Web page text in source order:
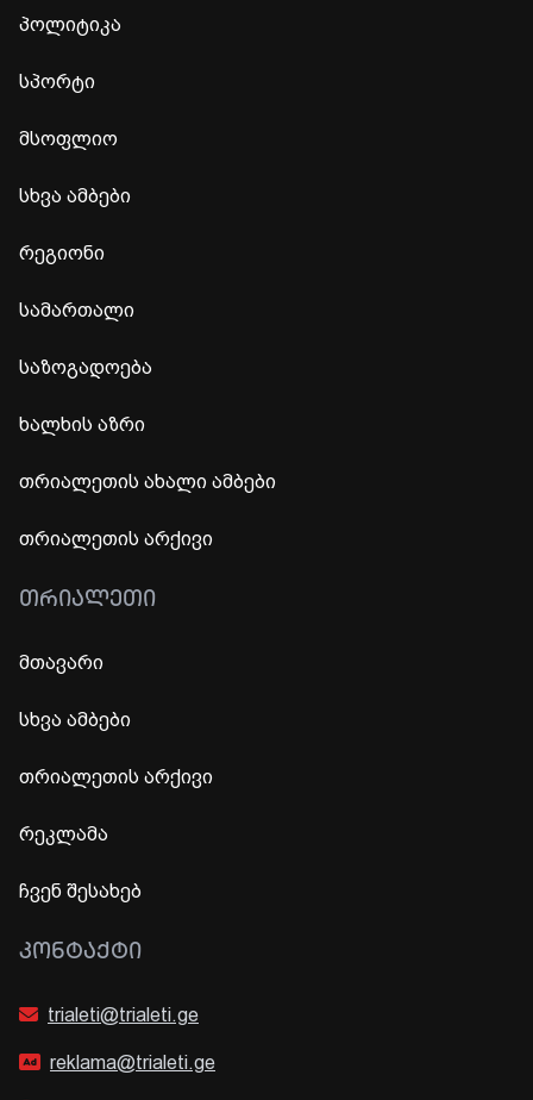
პოლიტიკა
სპორტი
მსოფლიო
სხვა ამბები
რეგიონი
სამართალი
საზოგადოება
ხალხის აზრი
თრიალეთის ახალი ამბები
თრიალეთის არქივი
ᲗᲠᲘᲐᲚᲔᲗᲘ
მთავარი
სხვა ამბები
თრიალეთის არქივი
რეკლამა
ჩვენ შესახებ
ᲙᲝᲜᲢᲐᲥᲢᲘ
trialeti@trialeti.ge
reklama@trialeti.ge